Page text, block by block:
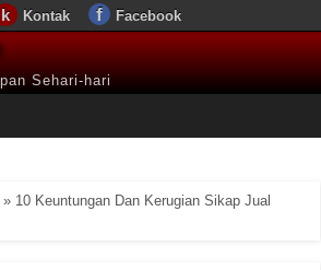
Kontak Facebook
Sehari-hari
» 10 Keuntungan Dan Kerugian Sikap Jual